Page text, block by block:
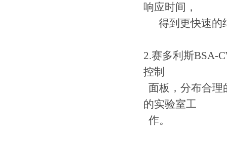
响应时间，
得到更快速的
2.赛多利斯BSA-
控制
面板，分布合理
的实验室工
作。